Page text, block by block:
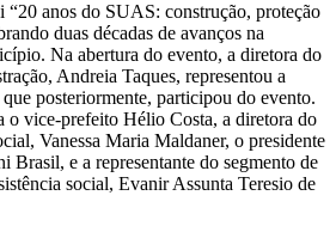
“20 anos do SUAS: construção, proteção
duas décadas de avanços na
Na abertura do evento, a diretora do
Andreia Taques, representou a
posteriormente, participou do evento.
o vice-prefeito Hélio Costa, a diretora do
Vanessa Maria Maldaner, o presidente
Brasil, e a representante do segmento de
social, Evanir Assunta Teresio de